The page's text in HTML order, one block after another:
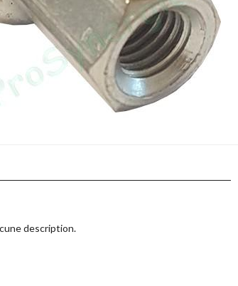
description.